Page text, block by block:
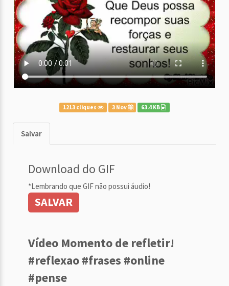
1213 cliques 3 Nov 63.4 KB
Salvar
Download do GIF
*Lembrando que GIF não possui áudio!
SALVAR
Vídeo Momento de refletir!
#reflexao #frases #online
#pense